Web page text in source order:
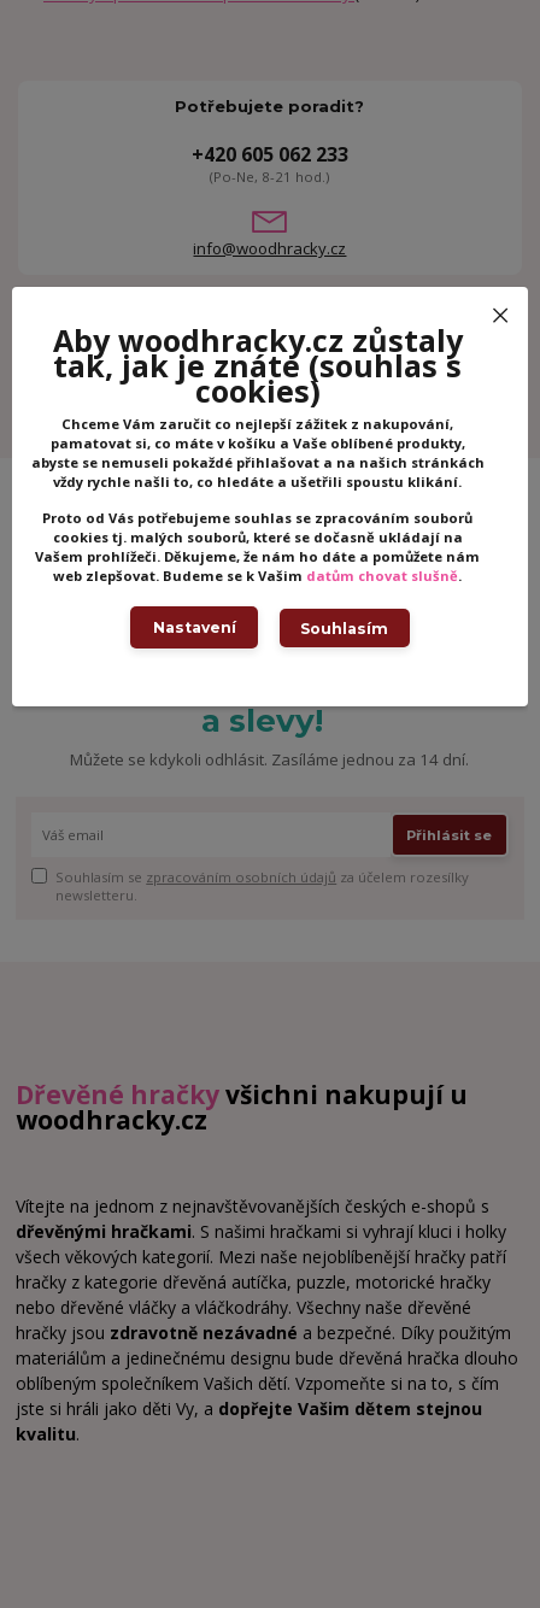
Potřebujete poradit?
+420 605 062 233
(Po-Ne, 8-21 hod.)
info@woodhracky.cz
Zboží zařazeno v kategoriích
Kreativní hračky
a slevy!
Můžete se kdykoli odhlásit. Zasíláme jednou za 14 dní.
Přihlásit se
Souhlasím se zpracováním osobních údajů za účelem rozesílky
newsletteru.
Dřevěné hračkyvšichni nakupují u
woodhracky.cz
Vítejte na jednom z nejnavštěvovanějších českých e-shopů s
dřevěnými hračkami. S našimi hračkami si vyhrají kluci i holky
všech věkových kategorií. Mezi naše nejoblíbenější hračky patří
hračky z kategorie dřevěná autíčka, puzzle, motorické hračky
nebo dřevěné vláčky a vláčkodráhy. Všechny naše dřevěné
hračky jsou zdravotně nezávadné a bezpečné. Díky použitým
materiálům a jedinečnému designu bude dřevěná hračka dlouho
oblíbeným společníkem Vašich dětí. Vzpomeňte si na to, s čím
jste si hráli jako děti Vy, a dopřejte Vašim dětem stejnou
kvalitu.
Aby woodhracky.cz zůstaly
tak, jak je znáte(souhlas s
cookies)
Chceme Vám zaručit co nejlepší zážitek z nakupování,
pamatovat si, co máte v košíku a Vaše oblíbené produkty,
abyste se nemuseli pokaždé přihlašovat a na našich stránkách
vždy rychle našli to, co hledáte a ušetřili spoustu klikání.
Proto od Vás potřebujeme souhlas se zpracováním souborů
cookies tj. malých souborů, které se dočasně ukládají na
Vašem prohlížeči. Děkujeme, že nám ho dáte a pomůžete nám
web zlepšovat. Budeme se k Vašim datům chovat slušně.
Nastavení Souhlasím